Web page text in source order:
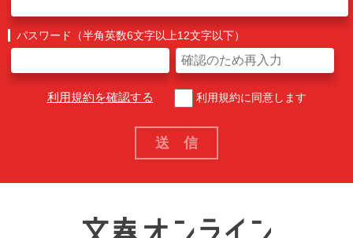
パスワード（半角英数6文字以上12文字以下）
利用規約を確認する 利用規約に同意します